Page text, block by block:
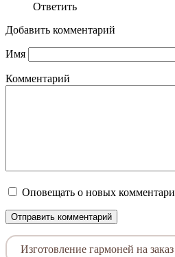
Ответить
Добавить комментарий
Имя
Комментарий
Оповещать о новых
Изготовление гармоней на заказ